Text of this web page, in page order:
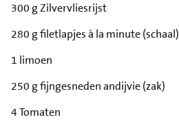
300 g Zilvervliesrijst
280 g filetlapjes à la minute (schaal)
1 limoen
250 g fijngesneden andijvie (zak)
4 Tomaten